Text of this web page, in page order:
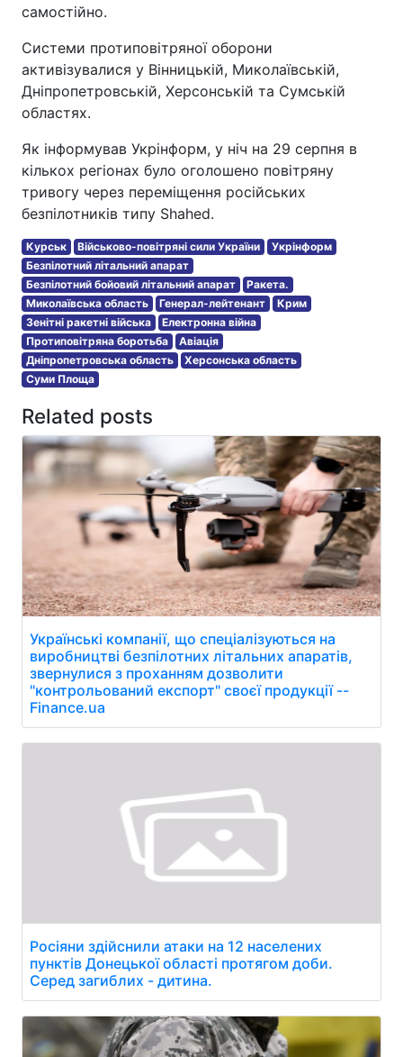
самостійно.
Системи протиповітряної оборони
активізувалися у Вінницькій, Миколаївській,
Дніпропетровській, Херсонській та Сумській
областях.
Як інформував Укрінформ, у ніч на 29 серпня в
кількох регіонах було оголошено повітряну
тривогу через переміщення російських
безпілотників типу Shahed.
Курськ Військово-повітряні сили України
Укрінформ
Безпілотний літальний апарат
Безпілотний бойовий літальний апарат
Ракета.
Миколаївська область
Генерал-лейтенант
Крим
Зенітні ракетні війська
Електронна війна
Протиповітряна боротьба
Авіація
Дніпропетровська область
Херсонська область
Суми Площа
Related posts
Українські компанії, що спеціалізуються на
виробництві безпілотних літальних апаратів,
звернулися з проханням дозволити
"контрольований експорт" своєї продукції --
Finance.ua
Росіяни здійснили атаки на 12 населених
пунктів Донецької області протягом доби.
Серед загиблих - дитина.